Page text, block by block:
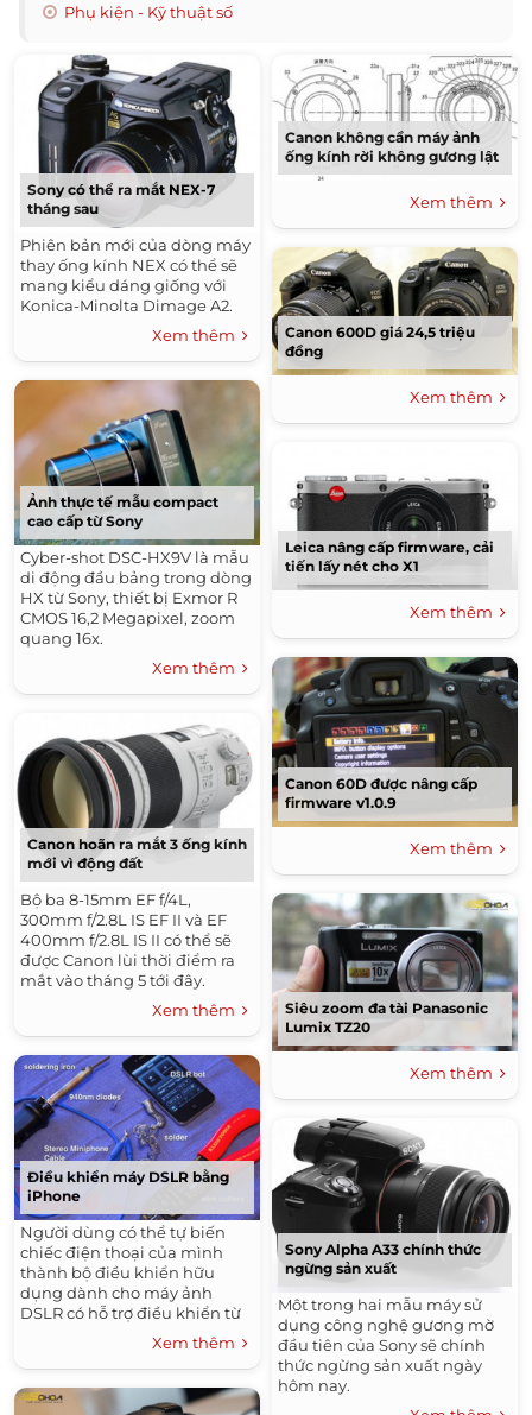
Phụ kiện - Kỹ thuật số
Sony có thể ra mắt NEX-7
tháng sau
Phiên bản mới của dòng máy
thay ống kính NEX có thể sẽ
mang kiểu dáng giống với
Konica-Minolta Dimage A2.
Xem thêm
Ảnh thực tế mẫu compact
cao cấp từ Sony
Cyber-shot DSC-HX9V là mẫu
di động đầu bảng trong dòng
HX từ Sony, thiết bị Exmor R
CMOS 16,2 Megapixel, zoom
quang 16x.
Xem thêm
Canon hoãn ra mắt 3 ống kính
mới vì động đất
Bộ ba 8-15mm EF f/4L,
300mm f/2.8L IS EF II và EF
400mm f/2.8L IS II có thể sẽ
được Canon lùi thời điểm ra
mắt vào tháng 5 tới đây.
Xem thêm
Điều khiển máy DSLR bằng
iPhone
Người dùng có thể tự biến
chiếc điện thoại của mình
thành bộ điều khiển hữu
dụng dành cho máy ảnh
DSLR có hỗ trợ điều khiển từ
Xem thêm
Canon không cần máy ảnh
ống kính rời không gương lật
Xem thêm
Canon 600D giá 24,5 triệu
đồng
Xem thêm
Leica nâng cấp firmware, cải
tiến lấy nét cho X1
Xem thêm
Canon 60D được nâng cấp
firmware v1.0.9
Xem thêm
Siêu zoom đa tài Panasonic
Lumix TZ20
Xem thêm
Sony Alpha A33 chính thức
ngừng sản xuất
Một trong hai mẫu máy sử
dụng công nghệ gương mờ
đầu tiên của Sony sẽ chính
thức ngừng sản xuất ngày
hôm nay.
> Bộ đôi A55 và A33 của Sony